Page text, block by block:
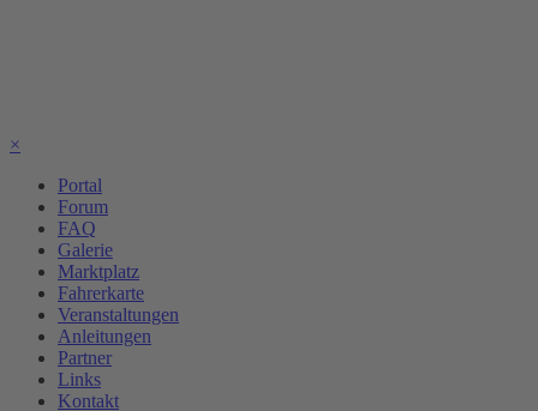
×
Portal
Forum
FAQ
Galerie
Marktplatz
Fahrerkarte
Veranstaltungen
Anleitungen
Partner
Links
Kontakt